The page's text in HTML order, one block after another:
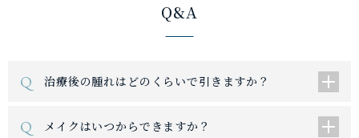
Q&A
Q 治療後の腫れはどのくらいで引きますか？
Q メイクはいつからできますか？